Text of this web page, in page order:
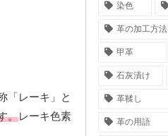
「レーキ」と
。レーキ色素
染色
革の加工方法
甲革
石灰漬け
革鞣し
革の用語